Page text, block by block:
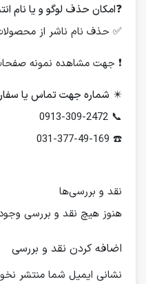
❓امکان حذف لوگو و یا نام
✅ حذف نام ناشر از
❗️ جهت مشاهده نمونه
✴️ شماره جهت تماس یا
📞 0913-309-2472
☎️ 031-377-49-169
نقد و بررسی‌ها
هنوز هیچ نقد و بررسی وجود
اضافه کردن نقد و بررسی
نشانی ایمیل شما منتشر